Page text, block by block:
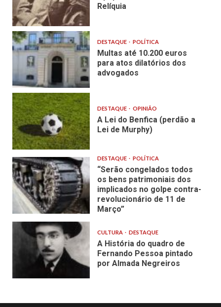
Relíquia
DESTAQUE POLÍTICA
Multas até 10.200 euros
para atos dilatórios dos
advogados
DESTAQUE OPINIÃO
A Lei do Benfica (perdão a
Lei de Murphy)
DESTAQUE POLÍTICA
“Serão congelados todos
os bens patrimoniais dos
implicados no golpe contra-
revolucionário de 11 de
Março”
CULTURA DESTAQUE
A História do quadro de
Fernando Pessoa pintado
por Almada Negreiros